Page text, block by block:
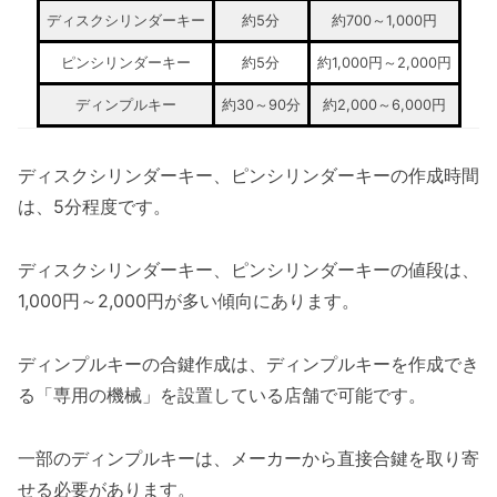
ディスクシリンダーキー 約5分 約700～1,000円
ピンシリンダーキー 約5分 約1,000円～2,000円
ディンプルキー 約30～90分 約2,000～6,000円
ディスクシリンダーキー、ピンシリンダーキーの作成時間
は、5分程度です。
ディスクシリンダーキー、ピンシリンダーキーの値段は、
1,000円～2,000円が多い傾向にあります。
ディンプルキーの合鍵作成は、ディンプルキーを作成でき
る「専用の機械」を設置している店舗で可能です。
一部のディンプルキーは、メーカーから直接合鍵を取り寄
せる必要があります。